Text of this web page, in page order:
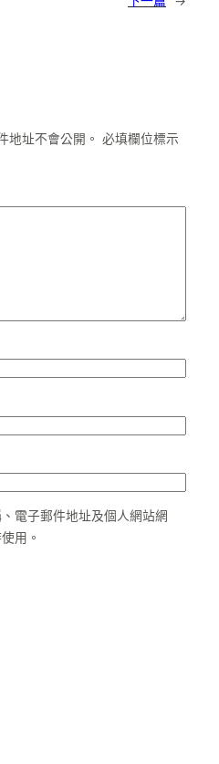
地址不會公開。 必填欄位標示
電子郵件地址及個人網站網
用。